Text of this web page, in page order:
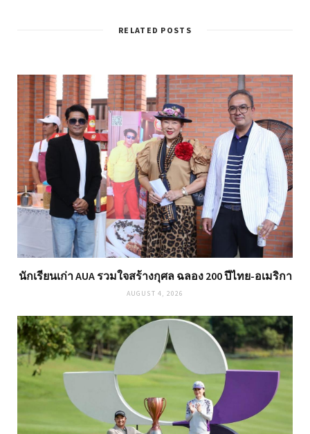
RELATED POSTS
นักเรียนเก่า AUA รวมใจสร้างกุศล ฉลอง 200 ปีไทย-อเมริกา
AUGUST 4, 2026